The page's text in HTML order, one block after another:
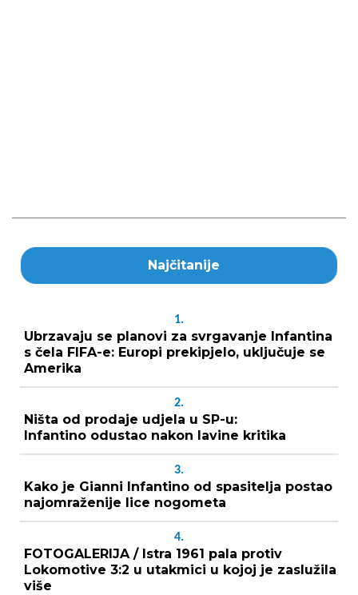
Najčitanije
1.
Ubrzavaju se planovi za svrgavanje Infantina
s čela FIFA-e: Europi prekipjelo, uključuje se
Amerika
2.
Ništa od prodaje udjela u SP-u:
Infantino odustao nakon lavine kritika
3.
Kako je Gianni Infantino od spasitelja postao
najomraženije lice nogometa
4.
FOTOGALERIJA / Istra 1961 pala protiv
Lokomotive 3:2 u utakmici u kojoj je zaslužila
više